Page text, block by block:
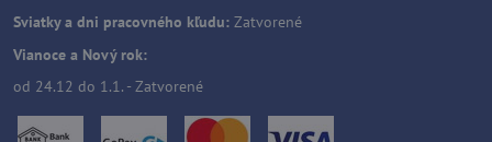
Sviatky a dni pracovného kľudu: Zatvorené
Vianoce a Nový rok:
od 24.12 do 1.1. - Zatvorené